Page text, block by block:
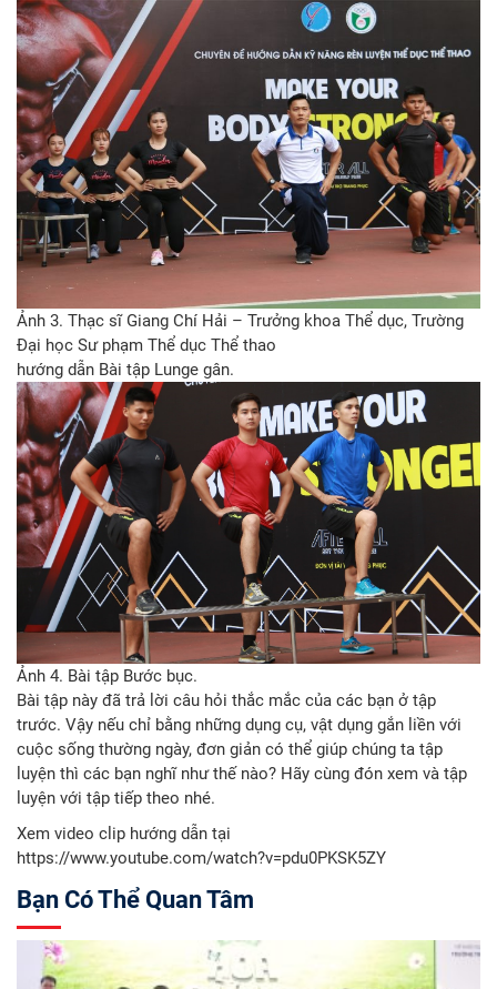
Ảnh 3. Thạc sĩ Giang Chí Hải – Trưởng khoa Thể dục, Trường
Đại học Sư phạm Thể dục Thể thao
hướng dẫn Bài tập Lunge gân.
Ảnh 4. Bài tập Bước bục.
Bài tập này đã trả lời câu hỏi thắc mắc của các bạn ở tập
trước. Vậy nếu chỉ bằng những dụng cụ, vật dụng gắn liền với
cuộc sống thường ngày, đơn giản có thể giúp chúng ta tập
luyện thì các bạn nghĩ như thế nào? Hãy cùng đón xem và tập
luyện với tập tiếp theo nhé.
Xem video clip hướng dẫn tại
https://www.youtube.com/watch?v=pdu0PKSK5ZY
Bạn Có Thể Quan Tâm